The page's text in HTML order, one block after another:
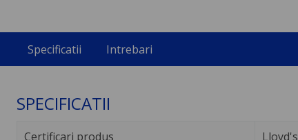
Specificatii Intrebari
SPECIFICATII
Certificari produs Lloyd's